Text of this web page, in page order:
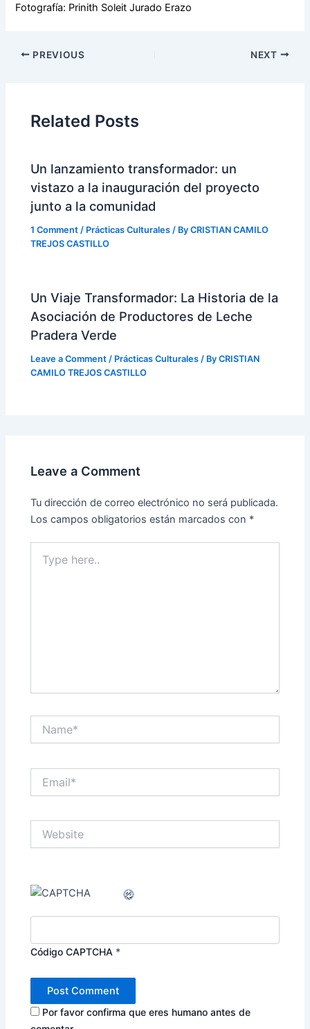
Fotografía: Prinith Soleit Jurado Erazo
PREVIOUS NEXT
Related Posts
Un lanzamiento transformador: un
vistazo a la inauguración del proyecto
junto a la comunidad
1 Comment / Prácticas Culturales / ByCRISTIAN CAMILO
TREJOS CASTILLO
Un Viaje Transformador: La Historia de la
Asociación de Productores de Leche
Pradera Verde
Leave a Comment / Prácticas Culturales / ByCRISTIAN
CAMILO TREJOS CASTILLO
Leave a Comment
Tu dirección de correo electrónico no será publicada.
Los campos obligatorios están marcados con *
here..
Código CAPTCHA *
Por favor confirma que eres humano antes de